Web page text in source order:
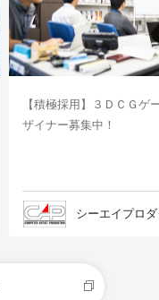
【積極採用】３ＤＣＧゲ
ザイナー募集中！
シーエイプロ